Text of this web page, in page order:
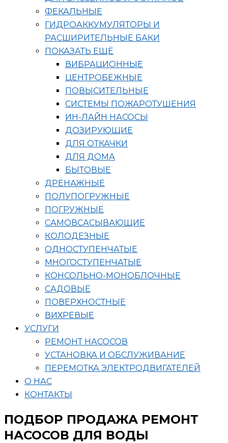
ФЕКАЛЬНЫЕ
ГИДРОАККУМУЛЯТОРЫ И
РАСШИРИТЕЛЬНЫЕ БАКИ
ПОКАЗАТЬ ЕЩЁ
ВИБРАЦИОННЫЕ
ЦЕНТРОБЕЖНЫЕ
ПОВЫСИТЕЛЬНЫЕ
СИСТЕМЫ ПОЖАРОТУШЕНИЯ
ИН-ЛАЙН НАСОСЫ
ДОЗИРУЮЩИЕ
ДЛЯ ОТКАЧКИ
ДЛЯ ДОМА
БЫТОВЫЕ
ДРЕНАЖНЫЕ
ПОЛУПОГРУЖНЫЕ
ПОГРУЖНЫЕ
САМОВСАСЫВАЮЩИЕ
КОЛОДЕЗНЫЕ
ОДНОСТУПЕНЧАТЫЕ
МНОГОСТУПЕНЧАТЫЕ
КОНСОЛЬНО-МОНОБЛОЧНЫЕ
САДОВЫЕ
ПОВЕРХНОСТНЫЕ
ВИХРЕВЫЕ
УСЛУГИ
РЕМОНТ НАСОСОВ
УСТАНОВКА И ОБСЛУЖИВАНИЕ
ПЕРЕМОТКА ЭЛЕКТРОДВИГАТЕЛЕЙ
О НАС
КОНТАКТЫ
ПОДБОР ПРОДАЖА РЕМОНТ
НАСОСОВ ДЛЯ ВОДЫ